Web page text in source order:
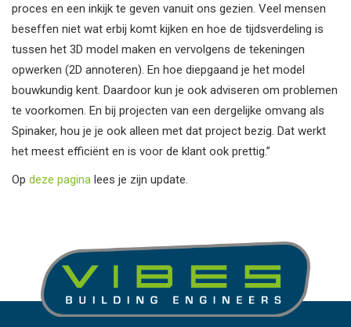
proces en een inkijk te geven vanuit ons gezien. Veel mensen
beseffen niet wat erbij komt kijken en hoe de tijdsverdeling is
tussen het 3D model maken en vervolgens de tekeningen
opwerken (2D annoteren). En hoe diepgaand je het model
bouwkundig kent. Daardoor kun je ook adviseren om problemen
te voorkomen. En bij projecten van een dergelijke omvang als
Spinaker, hou je je ook alleen met dat project bezig. Dat werkt
het meest efficiënt en is voor de klant ook prettig.”
Op deze pagina lees je zijn update.